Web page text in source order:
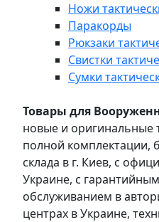
Ножи
Паракорды
Рюкзаки
Свистки
Сумки
Товары для
новые и оригинальные
полной комплектации,
склада в г. Киев, с
Украине, с
обслуживанием в
центрах в Украине,